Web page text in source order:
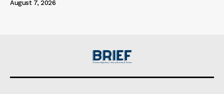
August 7, 2026